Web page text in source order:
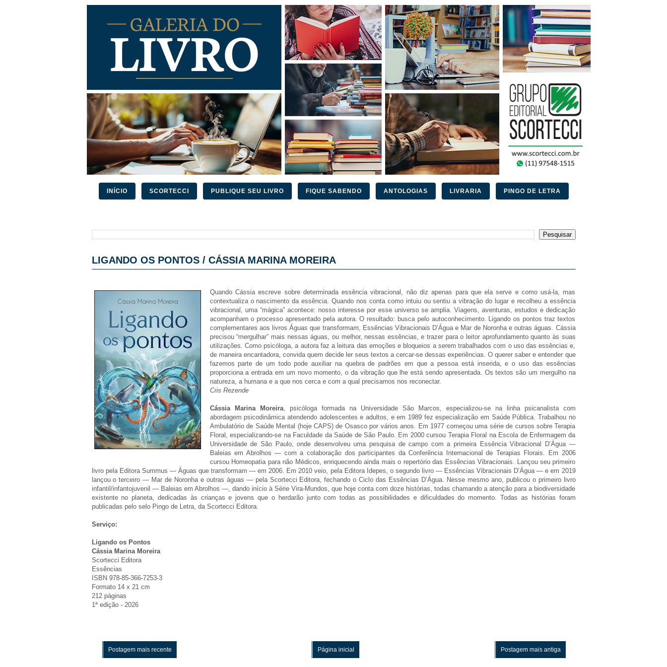
INÍCIO SCORTECCI PUBLIQUE SEU LIVRO FIQUE SABENDO ANTOLOGIAS LIVRARIA PINGO DE LETRA
LIGANDO OS PONTOS / CÁSSIA MARINA MOREIRA
Quando Cássia escreve sobre determinada essência vibracional, não diz apenas para que ela serve e como usá-la, mas
contextualiza o nascimento da essência. Quando nos conta como intuiu ou sentiu a vibração do lugar e recolheu a essência
vibracional, uma “mágica” acontece: nosso interesse por esse universo se amplia. Viagens, aventuras, estudos e dedicação
acompanham o processo apresentado pela autora. O resultado: busca pelo autoconhecimento. Ligando os pontos traz textos
complementares aos livros Águas que transformam, Essências Vibracionais D’Água e Mar de Noronha e outras águas. Cássia
precisou “mergulhar” mais nessas águas, ou melhor, nessas essências, e trazer para o leitor aprofundamento quanto às suas
utilizações. Como psicóloga, a autora faz a leitura das emoções e bloqueios a serem trabalhados com o uso das essências e,
de maneira encantadora, convida quem decide ler seus textos a cercar-se dessas experiências. O querer saber e entender que
fazemos parte de um todo pode auxiliar na quebra de padrões em que a pessoa está inserida, e o uso das essências
proporciona a entrada em um novo momento, o da vibração que lhe está sendo apresentada. Os textos são um mergulho na
natureza, a humana e a que nos cerca e com a qual precisamos nos reconectar.
Cris Rezende
Cássia Marina Moreira, psicóloga formada na Universidade São Marcos, especializou-se na linha psicanalista com
abordagem psicodinâmica atendendo adolescentes e adultos, e em 1989 fez especialização em Saúde Pública. Trabalhou no
Ambulatório de Saúde Mental (hoje CAPS) de Osasco por vários anos. Em 1977 começou uma série de cursos sobre Terapia
Floral, especializando-se na Faculdade da Saúde de São Paulo. Em 2000 cursou Terapia Floral na Escola de Enfermagem da
Universidade de São Paulo, onde desenvolveu uma pesquisa de campo com a primeira Essência Vibracional D’Água —
Baleias em Abrolhos — com a colaboração dos participantes da Conferência Internacional de Terapias Florais. Em 2006
cursou Homeopatia para não Médicos, enriquecendo ainda mais o repertório das Essências Vibracionais. Lançou seu primeiro
livro pela Editora Summus — Águas que transformam — em 2006. Em 2010 veio, pela Editora Idepes, o segundo livro — Essências Vibracionais D’Água — e em 2019
lançou o terceiro — Mar de Noronha e outras águas — pela Scortecci Editora, fechando o Ciclo das Essências D’Água. Nesse mesmo ano, publicou o primeiro livro
infantil/infantojuvenil — Baleias em Abrolhos —, dando início à Série Vira-Mundos, que hoje conta com doze histórias, todas chamando a atenção para a biodiversidade
existente no planeta, dedicadas às crianças e jovens que o herdarão junto com todas as possibilidades e dificuldades do momento. Todas as histórias foram
publicadas pelo selo Pingo de Letra, da Scortecci Editora.
Serviço:
Ligando os Pontos
Cássia Marina Moreira
Scortecci Editora
Essências
ISBN 978-85-366-7253-3
Formato 14 x 21 cm
212 páginas
1ª edição - 2026
Postagem mais recente Postagem mais antiga
Página inicial